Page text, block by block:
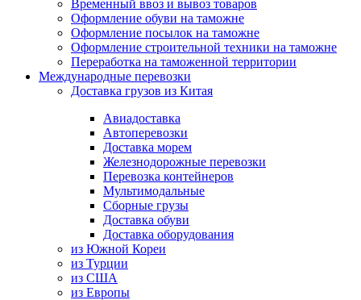
Временный ввоз и вывоз товаров
Оформление обуви на таможне
Оформление посылок на таможне
Оформление строительной техники на таможне
Переработка на таможенной территории
Международные перевозки
Доставка грузов из Китая
Авиадоставка
Автоперевозки
Доставка морем
Железнодорожные перевозки
Перевозка контейнеров
Мультимодальные
Сборные грузы
Доставка обуви
Доставка оборудования
из Южной Кореи
из Турции
из США
из Европы